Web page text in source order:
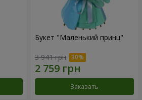
Букет "Маленький принц"
3 941 грн
Заказать